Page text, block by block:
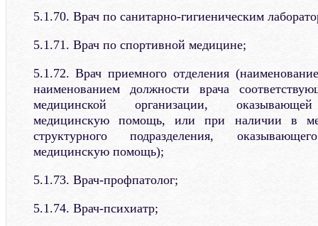
5.1.70. Врач по санитарно-гигиеническим
5.1.71. Врач по спортивной медицине;
5.1.72. Врач приемного отделения
наименованием должности врача
медицинской организации, оказывающей
медицинскую помощь, или при наличии в
структурного подразделения,
медицинскую помощь);
5.1.73. Врач-профпатолог;
5.1.74. Врач-психиатр;